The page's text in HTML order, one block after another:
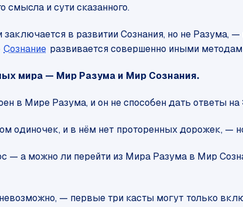
смысла и сути сказанного.
в развитии Сознания, но не
Сознание развивается совершенно иными
мира — Мир Разума и Мир Сознания.
в Мире Разума, и он не способен дать ответы
одиночек, и в нём нет проторенных дорожек, —
— а можно ли перейти из Мира Разума в Мир
— первые три касты могут только